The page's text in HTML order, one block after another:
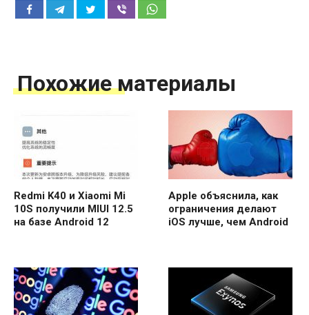
Похожие материалы
Redmi K40 и Xiaomi Mi
10S получили MIUI 12.5
на базе Android 12
Apple объяснила, как
ограничения делают
iOS лучше, чем Android